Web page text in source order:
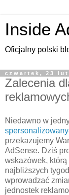
Inside
Oficjalny polski
czwartek, 23
Zalecenia
Niedawno w
przekazujemy
AdSense. Dziś
wskazówek,
najbliższych
wprowadzać
jednostek